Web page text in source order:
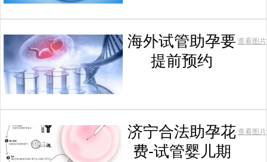
海外试管助孕要
提前预约
查看图片
济宁合法助孕花
费-试管婴儿期
查看图片